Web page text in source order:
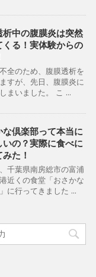
析中の腹膜炎は突然
くる！実体験からの
全のため、腹膜透析を
すが、先日、腹膜炎に
まいました。 こ ...
な倶楽部って本当に
いの？実際に食べに
た！
千葉県南房総市の富浦
近くの食堂「おさかな
に行ってきました ...